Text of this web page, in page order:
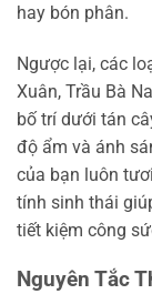
hay bón phân.
Ngược lại, các
Xuân, Trầu Bà
bố trí dưới tán
độ ẩm và ánh
của bạn luôn
tính sinh thái
tiết kiệm công
Nguyên Tắc